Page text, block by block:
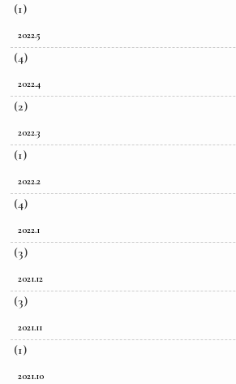
(1)
2022.5
(4)
2022.4
(2)
2022.3
(1)
2022.2
(4)
2022.1
(3)
2021.12
(3)
2021.11
(1)
2021.10